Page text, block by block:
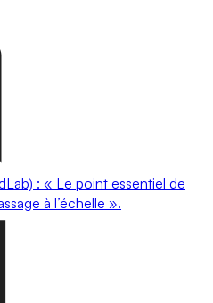
: « Le point essentiel de
à l’échelle ».